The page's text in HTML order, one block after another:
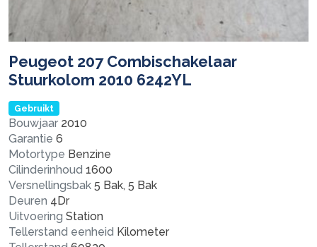
Peugeot 207 Combischakelaar
Stuurkolom 2010 6242YL
Gebruikt
Bouwjaar 2010
Garantie 6
Motortype Benzine
Cilinderinhoud 1600
Versnellingsbak 5 Bak, 5 Bak
Deuren 4Dr
Uitvoering Station
Tellerstand eenheid Kilometer